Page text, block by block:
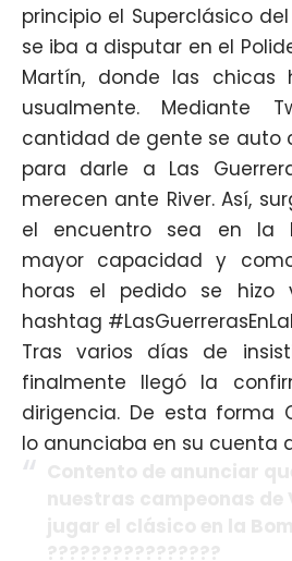
principio el Superclásico
se iba a disputar en el
Martín, donde las chicas
usualmente. Mediante
cantidad de gente se auto
para darle a Las
merecen ante River. Así,
el encuentro sea en la
mayor capacidad y
horas el pedido se hizo
hashtag
Tras varios días de
finalmente llegó la
dirigencia. De esta forma
lo anunciaba en su cuenta